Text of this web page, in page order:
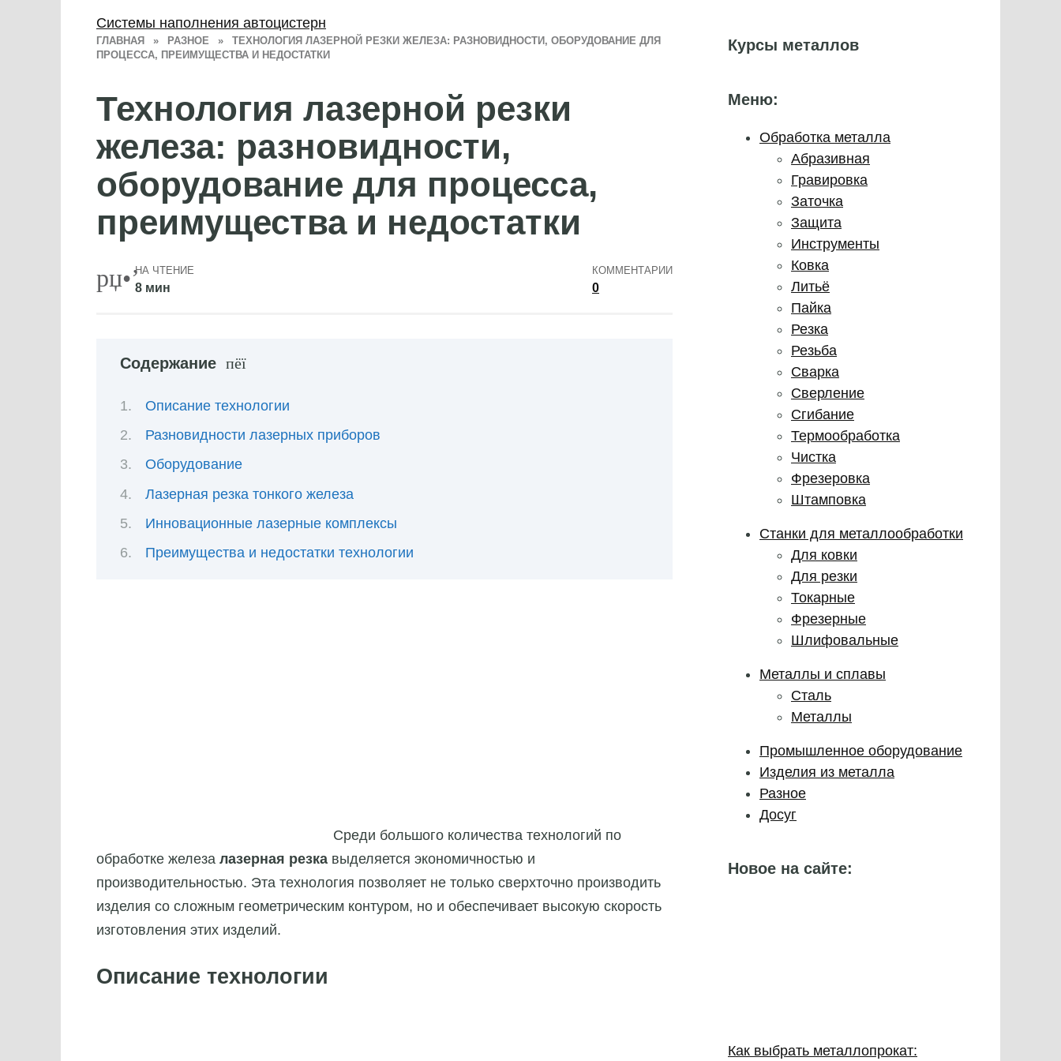
ГЛАВНАЯ » РАЗНОЕ »
ТЕХНОЛОГИЯ ЛАЗЕРНОЙ РЕЗКИ ЖЕЛЕЗА: РАЗНОВИДНОСТИ, ОБОРУДОВАНИЕ ДЛЯ
ПРОЦЕССА, ПРЕИМУЩЕСТВА И НЕДОСТАТКИ
Технология лазерной резки
железа: разновидности,
оборудование для процесса,
преимущества и недостатки
НА ЧТЕНИЕ
8 мин
КОММЕНТАРИИ
0
Содержание
Описание технологии
Разновидности лазерных приборов
Оборудование
Лазерная резка тонкого железа
Инновационные лазерные комплексы
Преимущества и недостатки технологии
Среди большого количества технологий по
обработке железа лазерная резка выделяется экономичностью и
производительностью. Эта технология позволяет не только сверхточно производить
изделия со сложным геометрическим контуром, но и обеспечивает высокую скорость
изготовления этих изделий.
Описание технологии
Курсы металлов
Меню:
Обработка металла
Абразивная
Гравировка
Заточка
Защита
Инструменты
Ковка
Литьё
Пайка
Резка
Резьба
Сварка
Сверление
Сгибание
Термообработка
Чистка
Фрезеровка
Штамповка
Станки для металлообработки
Для ковки
Для резки
Токарные
Фрезерные
Шлифовальные
Металлы и сплавы
Сталь
Металлы
Промышленное оборудование
Изделия из металла
Разное
Досуг
Новое на сайте:
Как выбрать металлопрокат:
Системы наполнения автоцистерн